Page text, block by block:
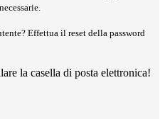
Effettua il reset della password
la casella di posta elettronica!